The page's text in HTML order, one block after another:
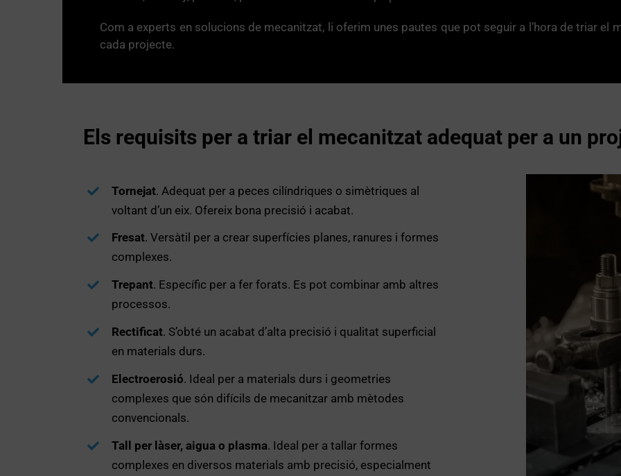
Com a experts en solucions de mecanitzat, li oferim unes pautes que pot seguir a l’hora de triar el
cada projecte.
Els requisits per a triar el mecanitzat adequat per a un
Tornejat. Adequat per a peces cilíndriques o simètriques al
voltant d’un eix. Ofereix bona precisió i acabat.
Fresat. Versàtil per a crear superfícies planes, ranures i formes
complexes.
Trepant. Específic per a fer forats. Es pot combinar amb altres
processos.
Rectificat. S’obté un acabat d’alta precisió i qualitat superficial
en materials durs.
Electroerosió. Ideal per a materials durs i geometries
complexes que són difícils de mecanitzar amb mètodes
convencionals.
Tall per làser, aigua o plasma. Ideal per a tallar formes
complexes en diversos materials amb precisió, especialment